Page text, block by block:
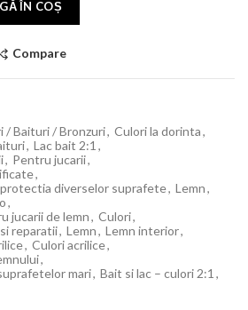
ÎN COȘ
Compare
/ Baituri / Bronzuri, Culori la dorinta,
, Lac bait 2:1 ,
, Pentru jucarii,
,
diverselor suprafete, Lemn,
,
jucarii de lemn, Culori,
reparatii, Lemn, Lemn interior,
, Culori acrilice,
,
mari, Bait si lac – culori 2:1 ,